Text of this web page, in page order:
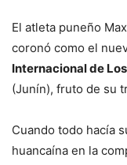
El atleta puneño
coronó como el
Internacional de
(Junín), fruto de su
Cuando todo hacía
huancaína en la